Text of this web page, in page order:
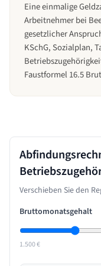
Eine einmalige
Arbeitnehmer bei
gesetzlicher
KSchG, Sozialplan,
Faustformel 16.5
Verschieben Sie den
Bruttomonatsgehalt
1.500 €